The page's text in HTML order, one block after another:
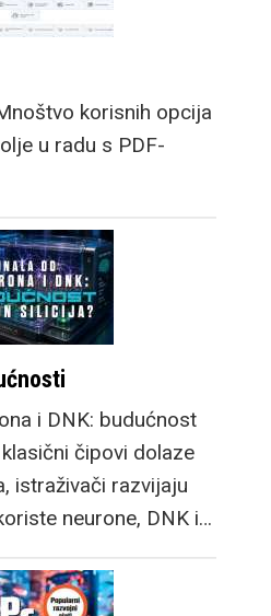
korisnih opcija
u radu s PDF-
i DNK: budućnost
čipovi dolaze
istraživači razvijaju
neurone, DNK i…